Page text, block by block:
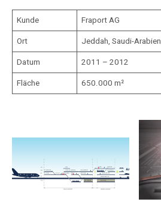
Kunde Fraport AG
Ort Jeddah, Saudi-Arabien
Datum 2011 – 2012
Fläche 650.000 m²